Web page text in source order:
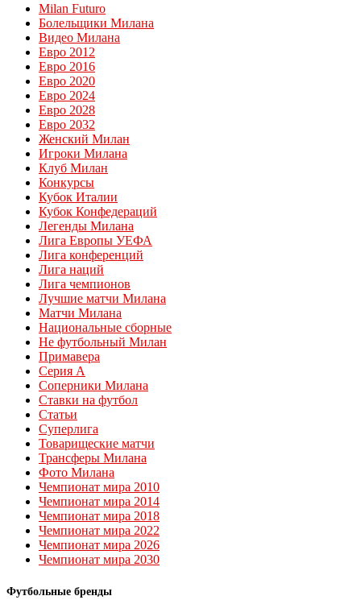
Milan Futuro
Болельщики Милана
Видео Милана
Евро 2012
Евро 2016
Евро 2020
Евро 2024
Евро 2028
Евро 2032
Женский Милан
Игроки Милана
Клуб Милан
Конкурсы
Кубок Италии
Кубок Конфедераций
Легенды Милана
Лига Европы УЕФА
Лига конференций
Лига наций
Лига чемпионов
Лучшие матчи Милана
Матчи Милана
Национальные сборные
Не футбольный Милан
Примавера
Серия А
Соперники Милана
Ставки на футбол
Статьи
Суперлига
Товарищеские матчи
Трансферы Милана
Фото Милана
Чемпионат мира 2010
Чемпионат мира 2014
Чемпионат мира 2018
Чемпионат мира 2022
Чемпионат мира 2026
Чемпионат мира 2030
Футбольные бренды